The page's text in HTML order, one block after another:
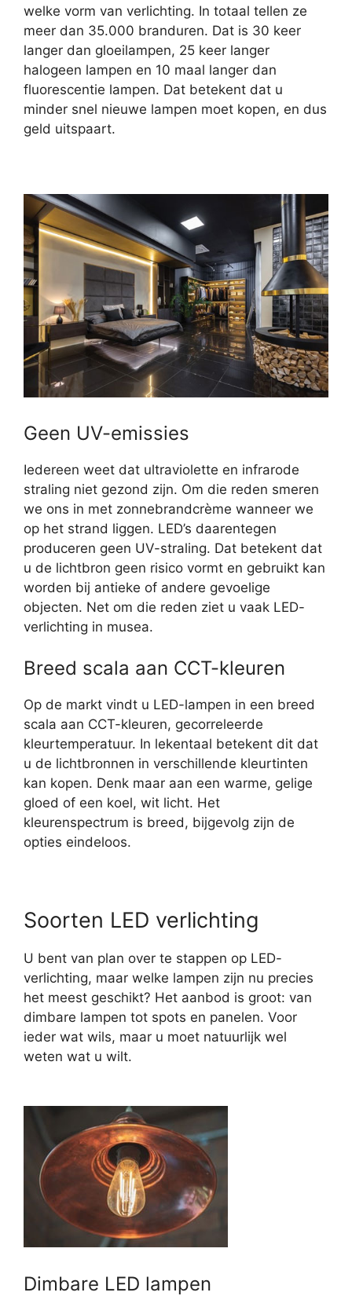
welke vorm van verlichting. In totaal tellen ze
meer dan 35.000 branduren. Dat is 30 keer
langer dan gloeilampen, 25 keer langer
halogeen lampen en 10 maal langer dan
fluorescentie lampen. Dat betekent dat u
minder snel nieuwe lampen moet kopen, en dus
geld uitspaart.
Geen UV-emissies
Iedereen weet dat ultraviolette en infrarode
straling niet gezond zijn. Om die reden smeren
we ons in met zonnebrandcrème wanneer we
op het strand liggen. LED’s daarentegen
produceren geen UV-straling. Dat betekent dat
u de lichtbron geen risico vormt en gebruikt kan
worden bij antieke of andere gevoelige
objecten. Net om die reden ziet u vaak LED-
verlichting in musea.
Breed scala aan CCT-kleuren
Op de markt vindt u LED-lampen in een breed
scala aan CCT-kleuren, gecorreleerde
kleurtemperatuur. In lekentaal betekent dit dat
u de lichtbronnen in verschillende kleurtinten
kan kopen. Denk maar aan een warme, gelige
gloed of een koel, wit licht. Het
kleurenspectrum is breed, bijgevolg zijn de
opties eindeloos.
Soorten LED verlichting
U bent van plan over te stappen op LED-
verlichting, maar welke lampen zijn nu precies
het meest geschikt? Het aanbod is groot: van
dimbare lampen tot spots en panelen. Voor
ieder wat wils, maar u moet natuurlijk wel
weten wat u wilt.
Dimbare LED lampen